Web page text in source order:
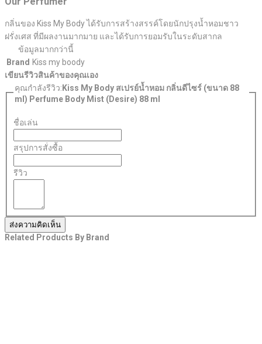
กลิ่นของ Kiss My Body ได้รับการสร้างสรรค์โดยนักปรุงน้ำหอมชาว
ฝรั่งเศส ที่มีผลงานมากมาย และได้รับการยอมรับในระดับสากล
ข้อมูลมากกว่านี้
Brand Kiss my boody
เขียนรีวิวสินค้าของคุณเอง
คุณกำลังรีวิว: Kiss My Body สเปรย์น้ำหอม กลิ่นดีไซร์ (ขนาด 88
ml) Perfume Body Mist (Desire) 88 ml
ชื่อเล่น
สรุปการสั่งซื้อ
รีวิว
ส่งความคิดเห็น
Related Products By Brand